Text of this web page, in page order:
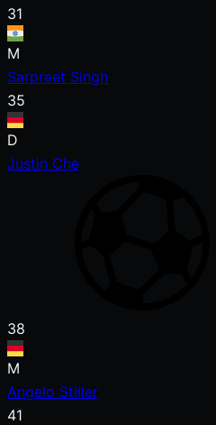
31
M
Sarpreet Singh
35
D
Justin Che
38
M
Angelo Stiller
41